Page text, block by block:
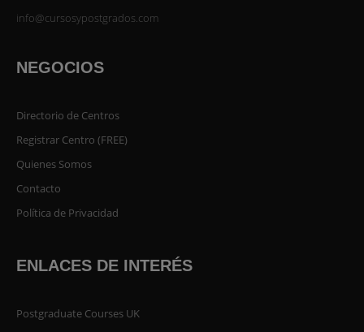
info@cursosypostgrados.com
NEGOCIOS
Directorio de Centros
Registrar Centro (FREE)
Quienes Somos
Contacto
Política de Privacidad
ENLACES DE INTERÉS
Postgraduate Courses UK